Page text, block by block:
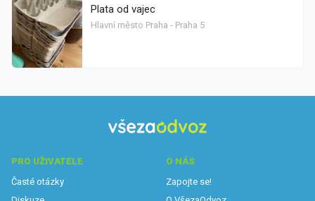
Plata od vajec
Hlavní město Praha - Praha 5
PRO UŽIVATELE
Časté otázky
O NÁS
Zapojte se!